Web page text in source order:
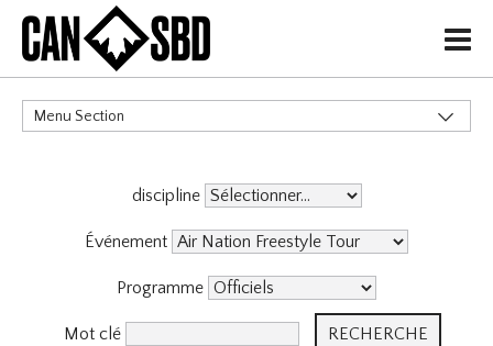
H
Menu Section
Événements & Compétitions
discipline
Événement
Programme
Mot clé